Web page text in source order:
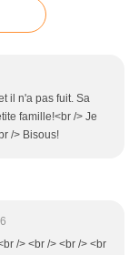
il n'a pas fuit. Sa
famille!<br /> Je
/> Bisous!
/> <br /> <br /> <br